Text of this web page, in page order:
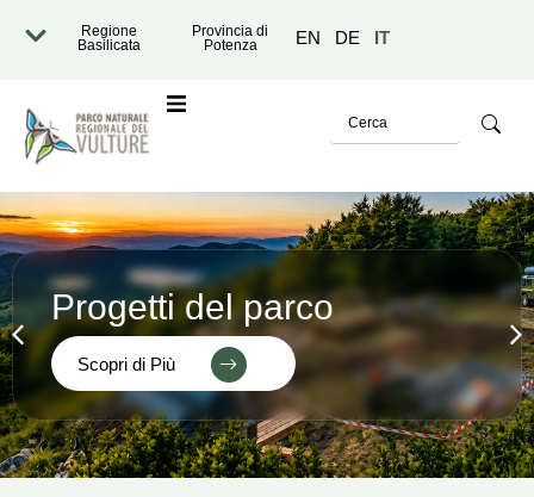
Regione
Basilicata
Provincia di
Potenza
EN DE IT
Trasparente
Progetti del parco
Scopri di Più